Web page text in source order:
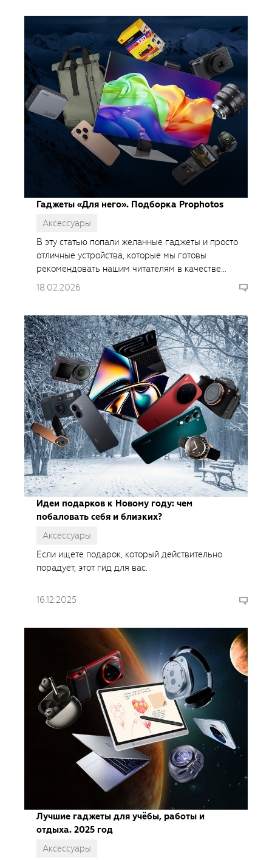
Гаджеты «Для него». Подборка Prophotos
Аксессуары
В эту статью попали желанные гаджеты и просто
отличные устройства, которые мы готовы
рекомендовать нашим читателям в качестве
яркого подарка.
18.02.2026
Идеи подарков к Новому году: чем
побаловать себя и близких?
Аксессуары
Если ищете подарок, который действительно
порадует, этот гид для вас.
16.12.2025
Лучшие гаджеты для учёбы, работы и
отдыха. 2025 год
Аксессуары